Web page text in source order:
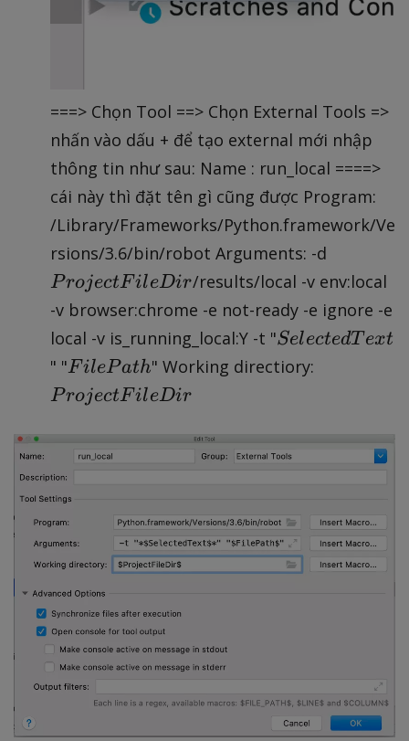
===> Chọn Tool ==> Chọn External Tools =>
nhấn vào dấu + để tạo external mới nhập
thông tin như sau: Name : run_local ====>
cái này thì đặt tên gì cũng được Program:
/Library/Frameworks/Python.framework/Ve
rsions/3.6/bin/robot Arguments: -d
r
je
c
e
ProjectF ileDir/results/local -v env:local
-v browser:chrome -e not-ready -e ignore -e
local -v is_running_local:Y -t "S
el
e
e
x
t
SelectedT ext
" "F
il
P
h
FilePath" Working directiory:
je
il
ProjectF ileDir